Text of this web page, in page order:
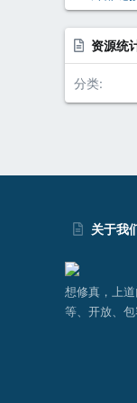
资源统
分类
关于我
想修真，上
等、开放、包